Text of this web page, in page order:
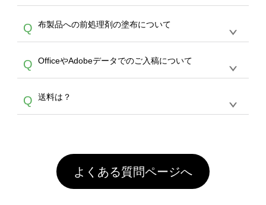
ビスをご利用ください。(※ 30個以下の場合
は、デザインツールをご利用ください)
メールでお知らせいたしますので、直接配送業
者にご連絡いただき調整をお願い致します。
A
カート内で自動的に割引(最大50%)が適用され
ます。 【付与ポイント】購入金額の1％が1ポ
イントとして付与され、次回ご注文時に1ポイ
ント＝1円としてお使いいただけます。ポイン
トは発送完了の翌日に付与され、次回ご注文時
からご利用頂けます。ポイントの有効期限は一
年間です。【会員ランク】過去10カ月のご注
文回数により会員ランク割引(最大5%)が適用
頂いても、ログインがされていなければ、ラン
クにカウントがされません。
Q 布製品への前処理剤の塗布について
A
意点（前処理剤）】カラー生地（Tシャツのホ
ワイト、トートバッグのナチュラル、ホワイト
といって、プリントを定着させるための処理剤
を塗布しており、短納期・低価格で商品をお届
害な性質で、水洗いで落とすことが可能です。
お手数ですが、お客様ご自身にて着用前に落と
していただけますようお願いいたします。※1
通常注文・直送機能でのご注文に関わらず、前
Q OfficeやAdobeデータでのご入稿について
A
ません。いずれのデータも該当デザインのみ画
像(JPEG,PNG,GIF,PDF)に変換、またはAdobe
Q 送料は？
引」などによるお値引きで4,000円未満になる
場合は送料がかかりますので、ご注意くださ
い。
よくある質問ページへ